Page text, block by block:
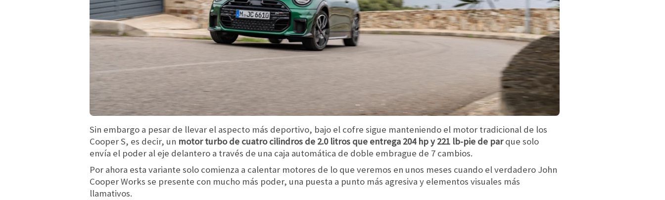
Sin embargo a pesar de llevar el aspecto más deportivo, bajo el cofre sigue manteniendo el motor tradicional de los
Cooper S, es decir, un motor turbo de cuatro cilindros de 2.0 litros que entrega 204 hp y 221 lb-pie de parque solo
envía el poder al eje delantero a través de una caja automática de doble embrague de 7 cambios.
Por ahora esta variante solo comienza a calentar motores de lo que veremos en unos meses cuando el verdadero John
Cooper Works se presente con mucho más poder, una puesta a punto más agresiva y elementos visuales más
llamativos.